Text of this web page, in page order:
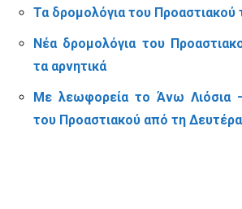
Τα δρομολόγια του Προαστιακού
Νέα δρομολόγια του
τα αρνητικά
Με λεωφορεία το Άνω Λιόσια
του Προαστιακού από τη Δευτέρα